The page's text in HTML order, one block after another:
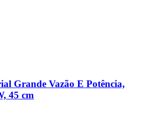
Grande Vazão E Potência,
45 cm